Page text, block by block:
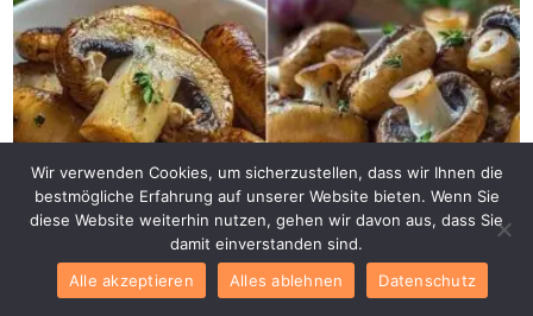
Snacks Vegetarische Rezepte
Vegetarische Airfryer
Wir verwenden Cookies, um sicherzustellen, dass wir Ihnen die
bestmögliche Erfahrung auf unserer Website bieten. Wenn Sie
diese Website weiterhin nutzen, gehen wir davon aus, dass Sie
damit einverstanden sind.
Alle akzeptieren
Alles ablehnen Datenschutz